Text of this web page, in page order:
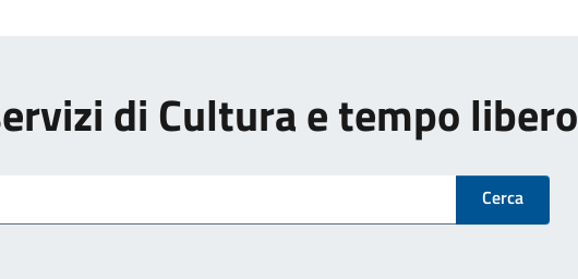
di Cultura e tempo libero
Cerca